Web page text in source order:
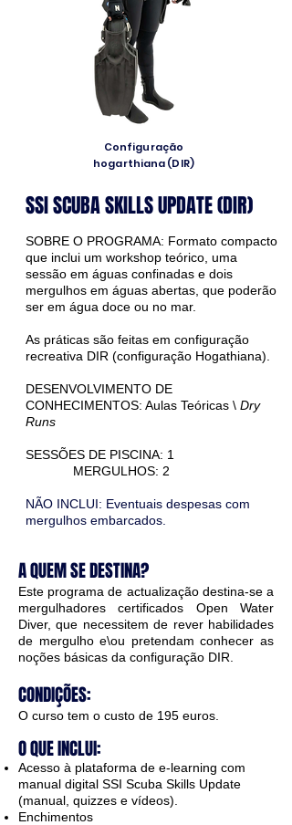
Configuração
hogarthiana (DIR)
SSI SCUBA SKILLS UPDATE (DIR)
SOBRE O PROGRAMA: Formato compacto
que inclui um workshop teórico, uma
sessão em águas confinadas e dois
mergulhos em águas abertas, que poderão
ser em água doce ou no mar.
As práticas são feitas em configuração
recreativa DIR (configuração Hogathiana).
DESENVOLVIMENTO DE
CONHECIMENTOS: Aulas Teóricas \ Dry
Runs
SESSÕES DE PISCINA: 1
MERGULHOS: 2
NÃO INCLUI: Eventuais despesas com
mergulhos embarcados.
A QUEM SE DESTINA?
Este programa de actualização destina-se a
mergulhadores certificados Open Water
Diver, que necessitem de rever habilidades
de mergulho e\ou pretendam conhecer as
noções básicas da configuração DIR.
CONDIÇÕES:
O curso tem o custo de 195 euros​
O QUE INCLUI:
Acesso à plataforma de e-learning com
manual digital SSI Scuba Skills Update
(manual, quizzes e vídeos).
Enchimentos